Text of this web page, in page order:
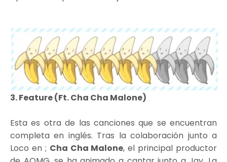
3. Feature (Ft. Cha Cha Malone)
Esta es otra de las canciones que se encuentran
completa en inglés. Tras la colaboración junto a
Loco en ; Cha Cha Malone, el principal productor